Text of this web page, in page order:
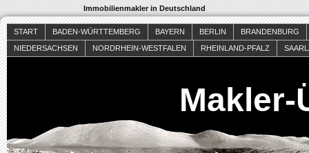
Immobilienmakler in Deutschland
START BADEN-WÜRTTEMBERG BAYERN BERLIN
BRANDENBURG
NIEDERSACHSEN
NORDRHEIN-WESTFALEN RHEINLAND-PFALZ
Makler-